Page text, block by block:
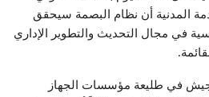
المدنية أن نظام البصمة سيحقق
في مجال التحديث والتطوير الإداري
في طليعة مؤسسات الجهاز